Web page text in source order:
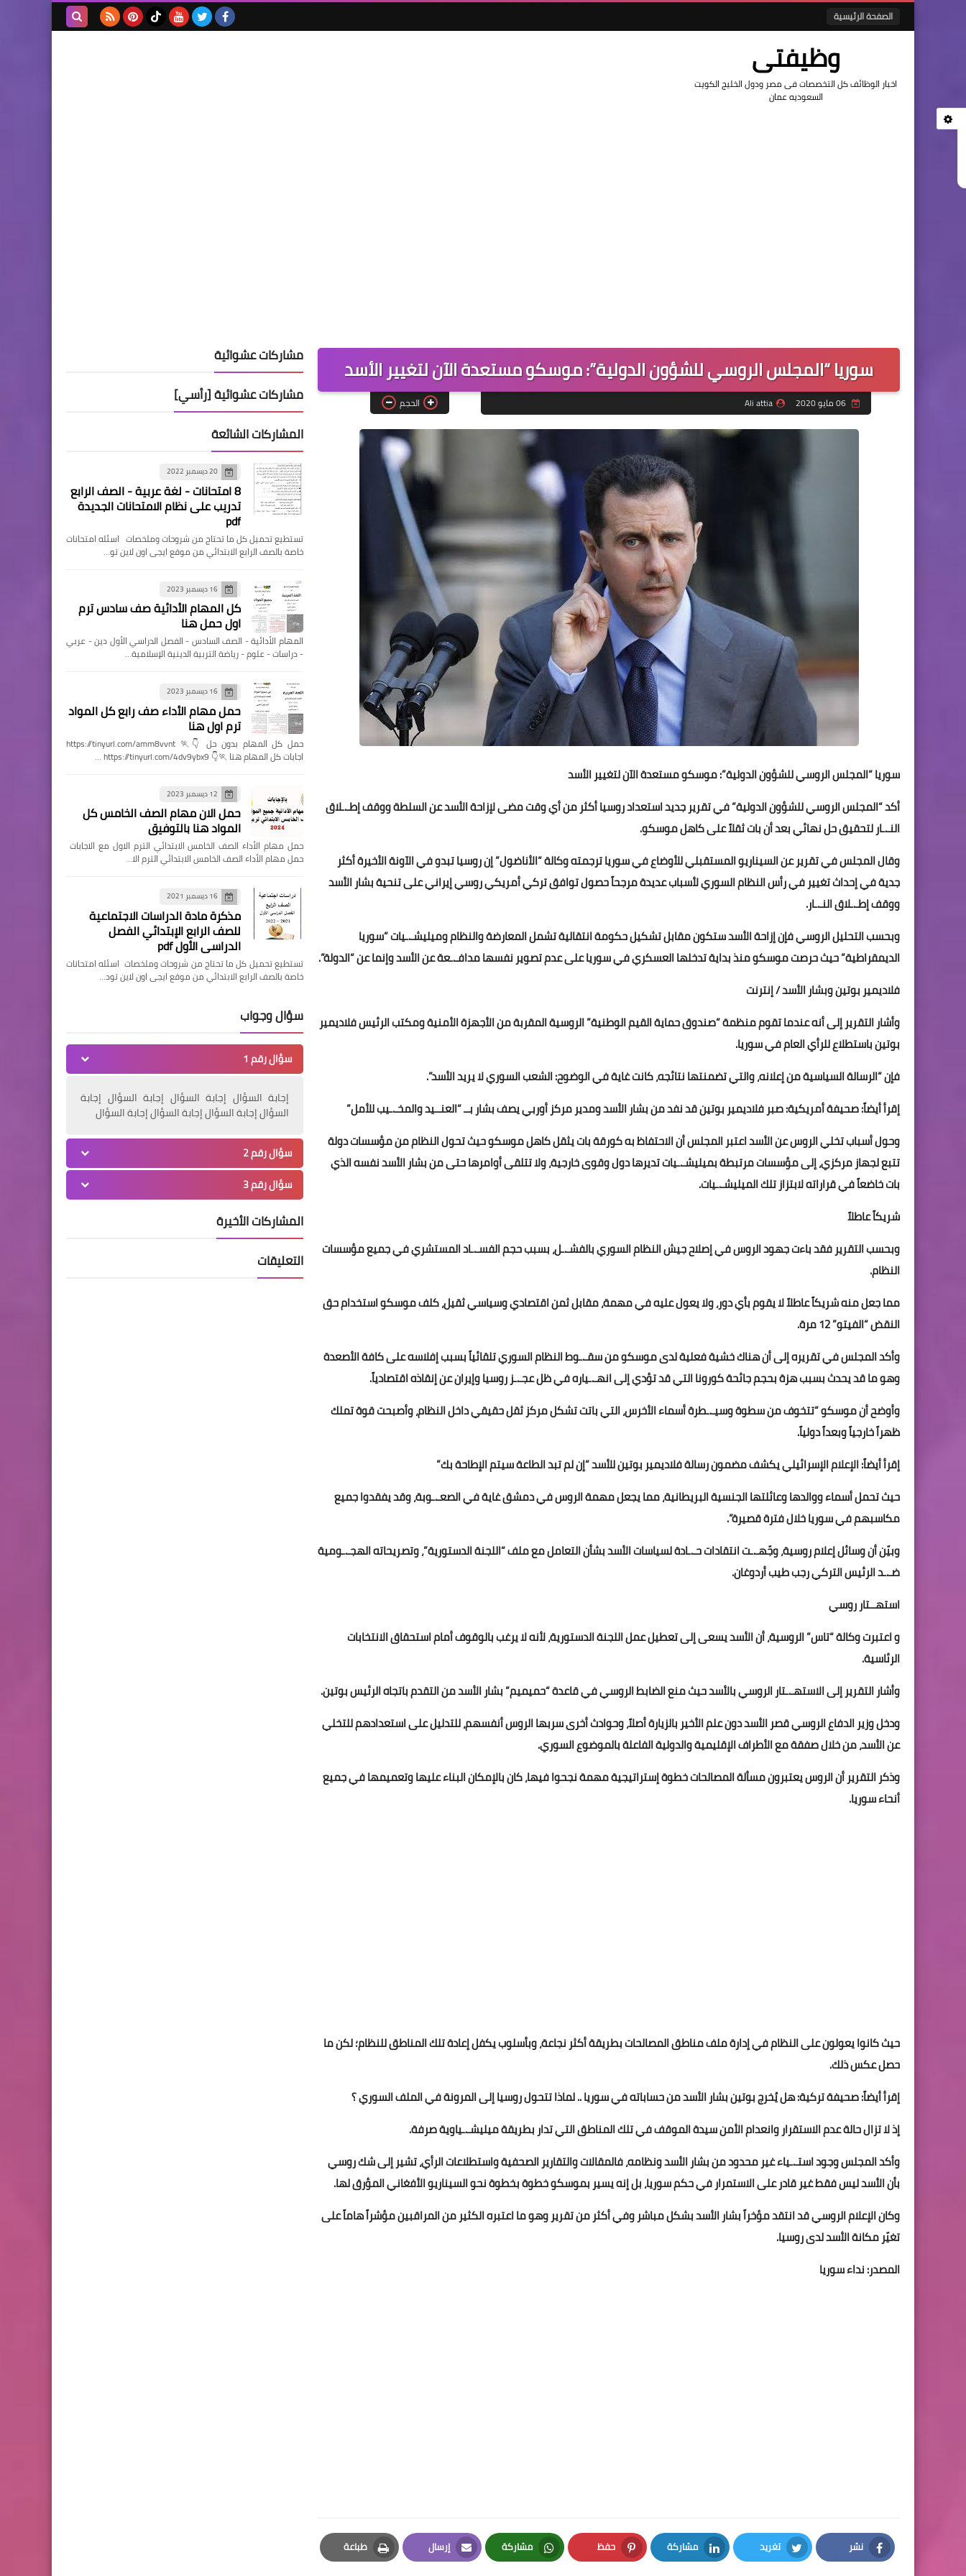
الصفحة الرئيسية
وظيفتى
اخبار الوظائف كل التخصصات فى مصر ودول الخليج الكويت
السعوديه عمان
سوريا “المجلس الروسي للشؤون الدولية”: موسكو مستعدة اﻵن لتغيير اﻷسد
06 مايو 2020 Ali attia الحجم
سوريا “المجلس الروسي للشؤون الدولية”: موسكو مستعدة اﻵن لتغيير اﻷسد
أكد “المجلس الروسي للشؤون الدولية” في تقرير جديد استعداد روسيا أكثر من أي وقت مضى لإزاحة اﻷسد عن السلطة ووقف إطـ.ـلاق
النـ.ـار لتحقيق حل نهائي بعد أن بات ثقلاً على كاهل موسكو.
وقال المجلس في تقرير عن السيناريو المستقبلي للأوضاع في سوريا ترجمته وكالة “اﻷناضول” إن روسيا تبدو في الآونة الأخيرة أكثر
جدية في إحداث تغيير في رأس النظام السوري لأسباب عديدة مرجحاً حصول توافق تركي أمريكي روسي إيراني على تنحية بشار الأسد
ووقف إطـ.ـلاق النـ.ـار.
وبحسب التحليل الروسي فإن إزاحة اﻷسد ستكون مقابل تشكيل حكومة انتقالية تشمل المعارضة والنظام وميليشـ.ـيات “سوريا
الديمقراطية” حيث حرصت موسكو منذ بداية تدخلها العسكري في سوريا على عدم تصوير نفسها مدافـ.ـعة عن الأسد وإنما عن “الدولة”.
فلاديمير بوتين وبشار الأسد / إنترنت
وأشار التقرير إلى أنه عندما تقوم منظمة “صندوق حماية القيم الوطنية” الروسية المقربة من الأجهزة الأمنية ومكتب الرئيس فلاديمير
بوتين باستطلاع للرأي العام في سوريا.
فإن “الرسالة السياسية من إعلانه، والتي تضمنتها نتائجه، كانت غاية في الوضوح: الشعب السوري لا يريد الأسد”.
إقرأ أيضاً: صحيفة أمريكية: صبر فلاديمير بوتين قد نفد من بشار الأسد ومدير مركز أوربي يصف بشار بــ “العنــيد والمخـ.ـيب للأمل”
وحول أسباب تخلي الروس عن الأسد اعتبر المجلس أن الاحتفاظ به كورقة بات يثقل كاهل موسكو حيث تحول النظام من مؤسسات دولة
تتبع لجهاز مركزي، إلى مؤسسات مرتبطة بميليشـ.ـيات تديرها دول وقوى خارجية، ولا تتلقى أوامرها حتى من بشار الأسد نفسه الذي
بات خاضعاً في قراراته لابتزاز تلك الميليشـ.ـيات.
شريكاً عاطلاً
وبحسب التقرير فقد باءت جهود الروس في إصلاح جيش النظام السوري بالفشـ.ـل، بسبب حجم الفسـ.ـاد المستشري في جميع مؤسسات
النظام.
مما جعل منه شريكاً عاطلاً لا يقوم بأي دور، ولا يعول عليه في مهمة، مقابل ثمن اقتصادي وسياسي ثقيل، كلف موسكو استخدام حق
النقض “الفيتو” 12 مرة.
وأكد المجلس في تقريره إلى أن هناك خشية فعلية لدى موسكو من سقـ.ـوط النظام السوري تلقائياً بسبب إفلاسه على كافة الأصعدة
وهو ما قد يحدث بسبب هزة بحجم جائحة كورونا التي قد تؤدي إلى انهـ.ـياره في ظل عجـ.ـز روسيا وإيران عن إنقاذه اقتصادياً.
وأوضح أن موسكو “تتخوف من سطوة وسيـ.ـطرة أسماء الأخرس، التي باتت تشكل مركز ثقل حقيقي داخل النظام، وأصبحت قوة تملك
ظهراً خارجياً وبعداً دولياً.
إقرأ أيضاً: الإعلام الإسرائيلي يكشف مضمون رسالة فلاديمير بوتين للأسد “إن لم تبد الطاعة سيتم الإطاحة بك”
حيث تحمل أسماء ووالدها وعائلتها الجنسية البريطانية، مما يجعل مهمة الروس في دمشق غاية في الصعـ.ـوبة، وقد يفقدوا جميع
مكاسبهم في سوريا خلال فترة قصيرة”.
وبيّن أن وسائل إعلام روسية، وجّهـ.ـت انتقادات حـ.ـادة لسياسات الأسد بشأن التعامل مع ملف “اللجنة الدستورية”، وتصريحاته الهجـ.ـومية
ضـ.ـد الرئيس التركي رجب طيب أردوغان.
استهــتار روسي
و اعتبرت وكالة “تاس” الروسية، أن الأسد يسعى إلى تعطيل عمل اللجنة الدستورية، لأنه لا يرغب بالوقوف أمام استحقاق الانتخابات
الرئاسية.
وأشار التقرير إلى الاستهـ.ـتار الروسي باﻷسد حيث منع الضابط الروسي في قاعدة “حميميم” بشار الأسد من التقدم باتجاه الرئيس بوتين.
ودخل وزير الدفاع الروسي قصر الأسد دون علم الأخير بالزيارة أصلاً، وحوادث أخرى سربها الروس أنفسهم، للتدليل على استعدادهم للتخلي
عن الأسد، من خلال صفقة مع الأطراف الإقليمية والدولية الفاعلة بالموضوع السوري.
وذكر التقرير أن الروس يعتبرون مسألة المصالحات خطوة إستراتيجية مهمة نجحوا فيها، كان بالإمكان البناء عليها وتعميمها في جميع
أنحاء سوريا.
حيث كانوا يعولون على النظام في إدارة ملف مناطق المصالحات بطريقة أكثر نجاعة، وبأسلوب يكفل إعادة تلك المناطق للنظام؛ لكن ما
حصل عكس ذلك.
إقرأ أيضاً: صحيفة تركية: هل يُخرج بوتين بشار الأسد من حساباته في سوريا .. لماذا تتحول روسيا إلى المرونة في الملف السوري ؟
إذ لا تزال حالة عدم الاستقرار وانعدام الأمن سيدة الموقف في تلك المناطق التي تدار بطريقة ميليشـ.ـياوية صرفة.
وأكد المجلس وجود استـ.ـياء غير محدود من بشار الأسد ونظامه، فالمقالات والتقارير الصحفية واستطلاعات الرأي، تشير إلى شك روسي
بأن الأسد ليس فقط غير قادر على الاستمرار في حكم سوريا، بل إنه يسير بموسكو خطوة بخطوة نحو السيناريو الأفغاني المؤرق لها.
وكان اﻹعلام الروسي قد انتقد مؤخراً بشار اﻷسد بشكل مباشر وفي أكثر من تقرير وهو ما اعتبره الكثير من المراقبين مؤشراً هاماً على
تغيّر مكانة الأسد لدى روسيا.
المصدر: نداء سوريا
نشر
Facebook
تغريد
Twitter
مشاركة
LinkedIn
حفظ
Pinterest
مشاركة
Whatsapp
إرسال
Email
طباعة
Print
مشاركات عشوائية
مشاركات عشوائية [رأسي]
المشاركات الشائعة
20 ديسمبر 2022
8 امتحانات - لغة عربية - الصف الرابع
تدريب على نظام الامتحانات الجديدة
pdf
تستطيع تحميل كل ما تحتاج من شروحات وملخصات اسئله امتحانات
خاصة بالصف الرابع الابتدائي من موقع ايجى اون لاين تو…
16 ديسمبر 2023
كل المهام الأدائية صف سادس ترم
اول حمل هنا
المهام الأدائية - الصف السادس - الفصل الدراسي الأول دين - عربي
- دراسات - علوم - رياضة التربية الدينية الإسلامية…
16 ديسمبر 2023
حمل مهام الأداء صف رابع كل المواد
ترم اول هنا
حمل كل المهام بدون حل 👇🏃 https://tinyurl.com/amm8vvnt
اجابات كل المهام هنا 🏃👇 https://tinyurl.com/4dv9ybx9 …
12 ديسمبر 2023
حمل الان مهام الصف الخامس كل
المواد هنا بالتوفيق
حمل مهام الأداء الصف الخامس الابتدائي الترم الاول مع الاجابات
حمل مهام الأداء الصف الخامس الابتدائي الترم الا…
16 ديسمبر 2021
مذكرة مادة الدراسات الاجتماعية
للصف الرابع الإبتدائي الفصل
الدراسي الأول pdf
تستطيع تحميل كل ما تحتاج من شروحات وملخصات اسئله امتحانات
خاصة بالصف الرابع الابتدائي من موقع ايجى اون لاين تود…
سؤال وجواب
سؤال رقم 1
إجابة السؤال إجابة السؤال إجابة السؤال إجابة
السؤال إجابة السؤال إجابة السؤال إجابة السؤال
سؤال رقم 2
سؤال رقم 3
المشاركات الأخيرة
التعليقات